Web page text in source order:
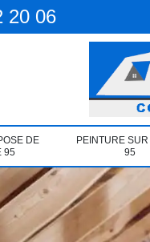
20 06
DE
95
PEINTURE
95